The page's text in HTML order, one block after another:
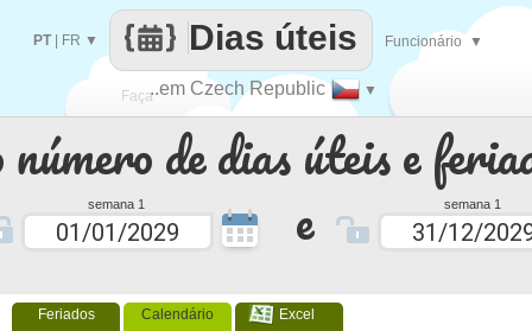
de dias úteis e
semana 1 e semana 1
Feriados Calendário Excel
Faça
cada
..em Czech Republic ▼
Dias úteis
PT| FR ▼ Funcionário ▼